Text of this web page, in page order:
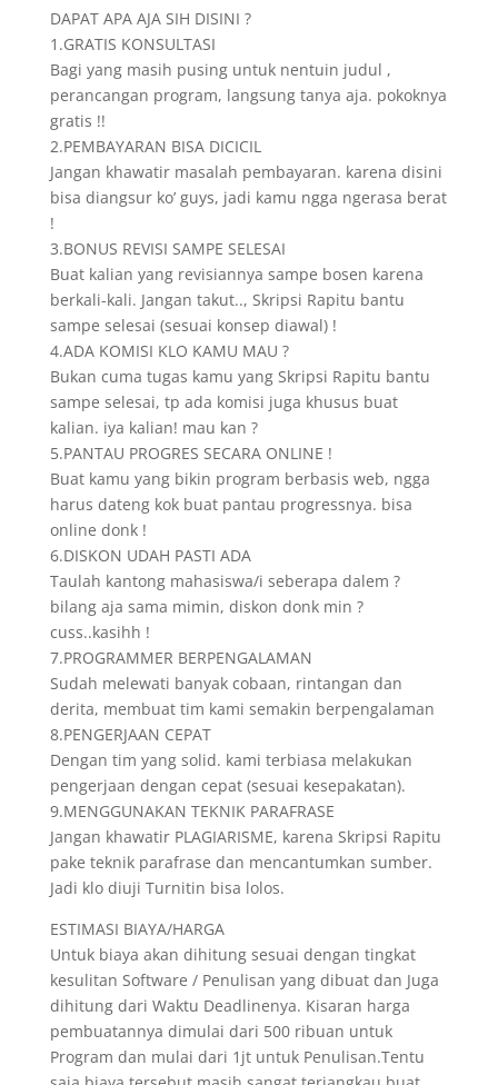
DAPAT APA AJA SIH DISINI ?
1.GRATIS KONSULTASI
Bagi yang masih pusing untuk nentuin judul ,
perancangan program, langsung tanya aja. pokoknya
gratis !!
2.PEMBAYARAN BISA DICICIL
Jangan khawatir masalah pembayaran. karena disini
bisa diangsur ko’ guys, jadi kamu ngga ngerasa berat
!
3.BONUS REVISI SAMPE SELESAI
Buat kalian yang revisiannya sampe bosen karena
berkali-kali. Jangan takut.., Skripsi Rapitu bantu
sampe selesai (sesuai konsep diawal) !
4.ADA KOMISI KLO KAMU MAU ?
Bukan cuma tugas kamu yang Skripsi Rapitu bantu
sampe selesai, tp ada komisi juga khusus buat
kalian. iya kalian! mau kan ?
5.PANTAU PROGRES SECARA ONLINE !
Buat kamu yang bikin program berbasis web, ngga
harus dateng kok buat pantau progressnya. bisa
online donk !
6.DISKON UDAH PASTI ADA
Taulah kantong mahasiswa/i seberapa dalem ?
bilang aja sama mimin, diskon donk min ?
cuss..kasihh !
7.PROGRAMMER BERPENGALAMAN
Sudah melewati banyak cobaan, rintangan dan
derita, membuat tim kami semakin berpengalaman
8.PENGERJAAN CEPAT
Dengan tim yang solid. kami terbiasa melakukan
pengerjaan dengan cepat (sesuai kesepakatan).
9.MENGGUNAKAN TEKNIK PARAFRASE
Jangan khawatir PLAGIARISME, karena Skripsi Rapitu
pake teknik parafrase dan mencantumkan sumber.
Jadi klo diuji Turnitin bisa lolos.
ESTIMASI BIAYA/HARGA
Untuk biaya akan dihitung sesuai dengan tingkat
kesulitan Software / Penulisan yang dibuat dan Juga
dihitung dari Waktu Deadlinenya. Kisaran harga
pembuatannya dimulai dari 500 ribuan untuk
Program dan mulai dari 1jt untuk Penulisan.Tentu